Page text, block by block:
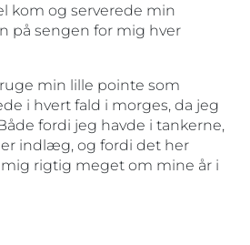
kom og serverede min
på sengen for mig hver
min lille pointe som
i hvert fald i morges, da jeg
fordi jeg havde i tankerne,
indlæg, og fordi det her
rigtig meget om mine år i